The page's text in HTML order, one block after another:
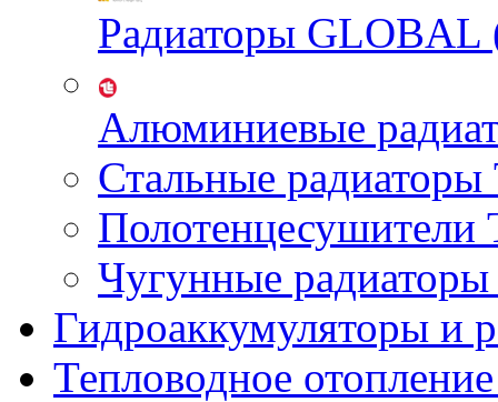
Радиаторы GLOBAL
Алюминиевые
Стальные
Чугунные
Гидроаккумуляторы и
Тепловодное